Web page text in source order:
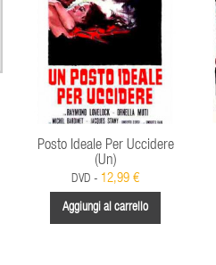
Posto Ideale Per Uccidere
(Un)
DVD - 12,99 €
Aggiungi al carrello